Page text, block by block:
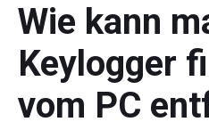
Wie kann
Keylogger
vom PC